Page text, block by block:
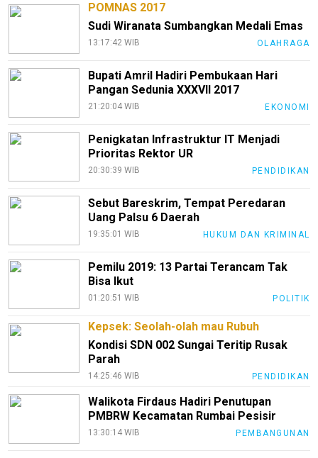
POMNAS 2017
Sudi Wiranata Sumbangkan Medali Emas
13:17:42 WIB OLAHRAGA
Bupati Amril Hadiri Pembukaan Hari
Pangan Sedunia XXXVII 2017
21:20:04 WIB EKONOMI
Penigkatan Infrastruktur IT Menjadi
Prioritas Rektor UR
20:30:39 WIB PENDIDIKAN
Sebut Bareskrim, Tempat Peredaran
Uang Palsu 6 Daerah
19:35:01 WIB HUKUM DAN KRIMINAL
Pemilu 2019: 13 Partai Terancam Tak
Bisa Ikut
01:20:51 WIB POLITIK
Kepsek: Seolah-olah mau Rubuh
Kondisi SDN 002 Sungai Teritip Rusak
Parah
14:25:46 WIB PENDIDIKAN
Walikota Firdaus Hadiri Penutupan
PMBRW Kecamatan Rumbai Pesisir
13:30:14 WIB PEMBANGUNAN
KEJ
Kami
Media
Siber
Index
All